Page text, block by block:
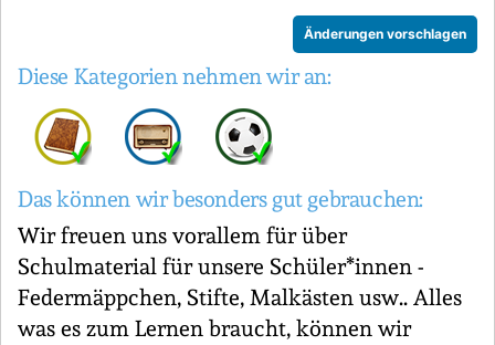
Änderungen vorschlagen
Diese Kategorien nehmen wir an:
Das können wir besonders gut gebrauchen:
Wir freuen uns vorallem für über
Schulmaterial für unsere Schüler*innen -
Federmäppchen, Stifte, Malkästen usw.. Alles
was es zum Lernen braucht, können wir